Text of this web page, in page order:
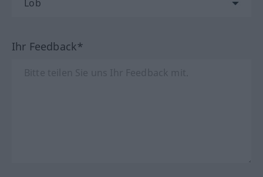
Ihr Feedback*